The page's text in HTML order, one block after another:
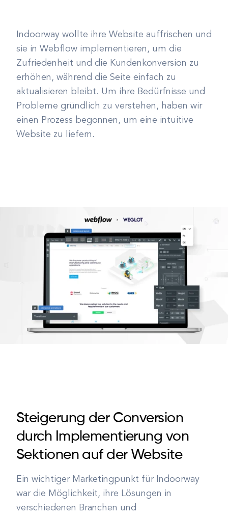
Indoorway wollte ihre Website auffrischen und
sie in Webflow implementieren, um die
Zufriedenheit und die Kundenkonversion zu
erhöhen, während die Seite einfach zu
aktualisieren bleibt. Um ihre Bedürfnisse und
Probleme gründlich zu verstehen, haben wir
einen Prozess begonnen, um eine intuitive
Website zu liefern.
Steigerung der Conversion
durch Implementierung von
Sektionen auf der Website
Ein wichtiger Marketingpunkt für Indoorway
war die Möglichkeit, ihre Lösungen in
verschiedenen Branchen und